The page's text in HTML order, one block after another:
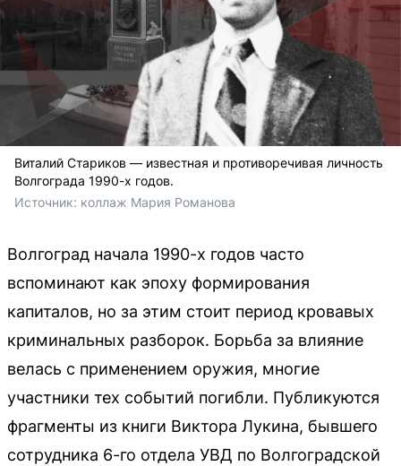
Виталий Стариков — известная и противоречивая личность
Волгограда 1990-х годов.
Источник: коллаж Мария Романова
Волгоград начала 1990-х годов часто
вспоминают как эпоху формирования
капиталов, но за этим стоит период кровавых
криминальных разборок. Борьба за влияние
велась с применением оружия, многие
участники тех событий погибли. Публикуются
фрагменты из книги Виктора Лукина, бывшего
сотрудника 6-го отдела УВД по Волгоградской